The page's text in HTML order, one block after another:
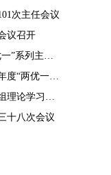
次主任会议
议召开
邵阳市人大常委会机关开展庆“七一”系列主题活动
邵阳市人大常委会机关举行2026年度“两优一先”表彰大会暨“光荣在党50年”纪念章颁发仪式
邵阳市人大常委会党组、机关党组理论学习中心组（扩大）举行2026年第六次集体学习
十八次会议